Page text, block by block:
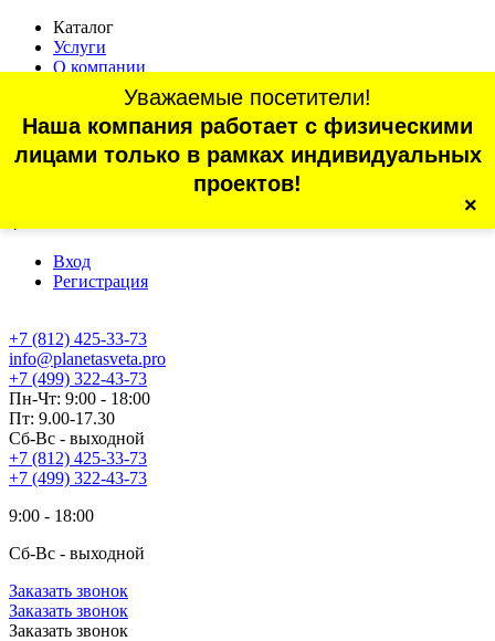
Каталог
Услуги
О компании
Статьи
Контакты
Отзывы
г. Санкт-Петербург, проспект Обуховской Обороны, 70, корп.
Вход
Регистрация
+7 (812) 425-33-73
Уважаемые посетители!
Наша компания работает с физическими
лицами только в рамках индивидуальных
проектов!
×
info@planetasveta.pro
+7 (499) 322-43-73
Пн-Чт: 9:00 - 18:00
Пт: 9.00-17.30
Сб-Вс - выходной
+7 (812) 425-33-73
+7 (499) 322-43-73
9:00 - 18:00
Сб-Вс - выходной
Заказать звонок
Заказать звонок
Заказать звонок